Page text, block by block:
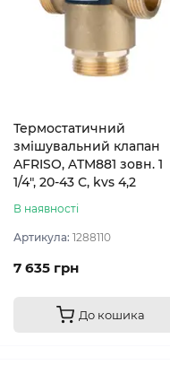
Термостатичний
змішувальний клапан
AFRISO, ATM881 зовн. 1
1/4", 20-43 С, kvs 4,2
В наявності
Артикула: 1288110
7 635 грн
До кошика